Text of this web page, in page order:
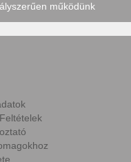
működünk